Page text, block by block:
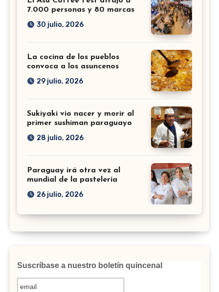
7.000 personas y 80 marcas
30 julio, 2026
La cocina de los pueblos
convoca a los asuncenos
29 julio, 2026
Sukiyaki vio nacer y morir al
primer sushiman paraguayo
28 julio, 2026
Paraguay irá otra vez al
mundial de la pastelería
26 julio, 2026
Suscríbase a nuestro boletín quincenal